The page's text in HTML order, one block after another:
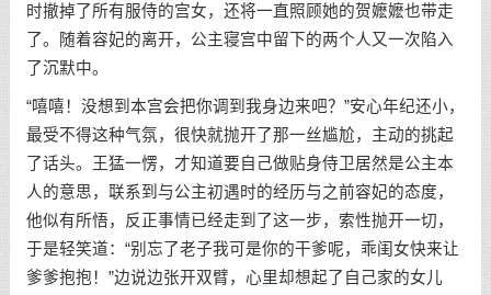
时撤掉了所有服侍的宫女，还将一直照顾她的贺嬷嬷也带走
了。随着容妃的离开，公主寝宫中留下的两个人又一次陷入
了沉默中。
“嘻嘻！没想到本宫会把你调到我身边来吧？”安心年纪还小，
最受不得这种气氛，很快就抛开了那一丝尴尬，主动的挑起
了话头。王猛一愣，才知道要自己做贴身侍卫居然是公主本
人的意思，联系到与公主初遇时的经历与之前容妃的态度，
他似有所悟，反正事情已经走到了这一步，索性抛开一切，
于是轻笑道：“别忘了老子我可是你的干爹呢，乖闺女快来让
爹爹抱抱！”边说边张开双臂，心里却想起了自己家的女儿